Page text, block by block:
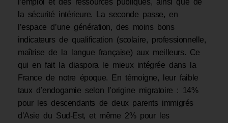
la sécurité intérieure. La seconde passe, en
l’espace d’une génération, des moins bons
indicateurs de qualification (scolaire, professionnelle,
maîtrise de la langue française) aux meilleurs. Ce
qui en fait la diaspora le mieux intégrée dans la
France de notre époque. En témoigne, leur faible
taux d’endogamie selon l’origine migratoire : 14%
pour les descendants de deux parents immigrés
d’Asie du Sud-Est, et même 2% pour les